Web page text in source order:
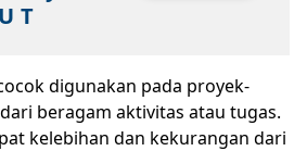
T
digunakan pada proyek-
beragam aktivitas atau tugas.
kelebihan dan kekurangan dari